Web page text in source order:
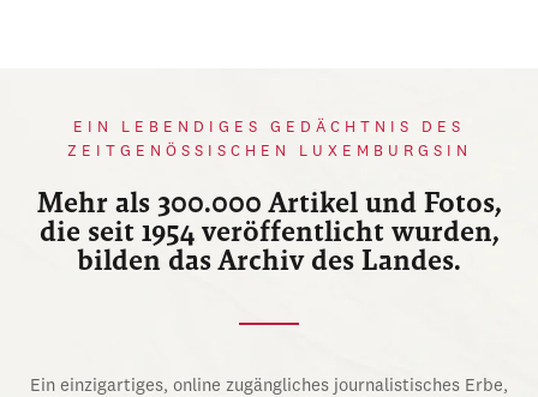
EIN LEBENDIGES GEDÄCHTNIS DES
ZEITGENÖSSISCHEN LUXEMBURGSIN
Mehr als 300.000 Artikel und Fotos,
die seit 1954 veröffentlicht wurden,
bilden das Archiv des Landes.
Ein einzigartiges, online zugängliches journalistisches Erbe,